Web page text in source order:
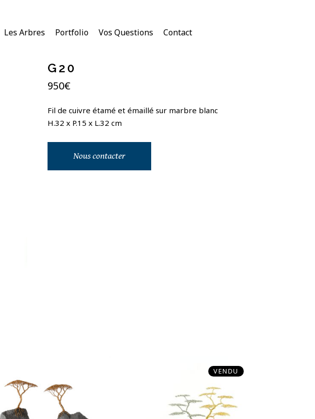
Les Arbres Portfolio Vos Questions Contact
G20
950€
Fil de cuivre étamé et émaillé sur marbre blanc
H.32 x P.15 x L.32 cm
Nous contacter
VENDU